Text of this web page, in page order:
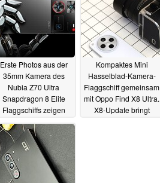
Erste Photos aus der
35mm Kamera des
Nubia Z70 Ultra
Snapdragon 8 Elite
Flaggschiffs zeigen
03.11.2024
Kompaktes Mini
Hasselblad-Kamera-
Flaggschiff gemeinsam
mit Oppo Find X8 Ultra.
X8-Update bringt